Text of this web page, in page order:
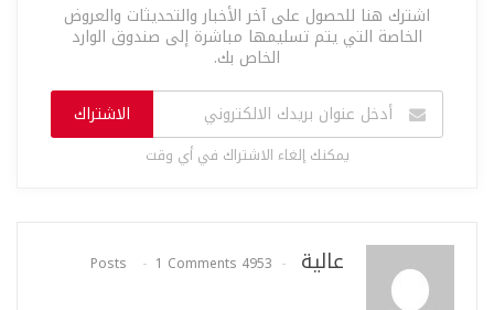
اشترك هنا للحصول على آخر الأخبار والتحديثات والعروض
الخاصة التي يتم تسليمها مباشرة إلى صندوق الوارد
الخاص بك.
الاشتراك
يمكنك إلغاء الاشتراك في أي وقت
عالية 4953 Posts
1 Comments